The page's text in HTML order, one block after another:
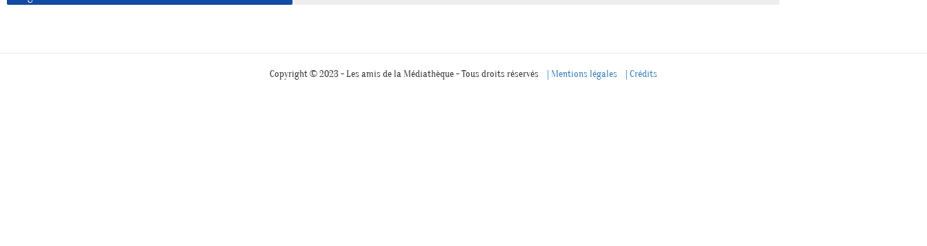
Copyright © 2023 - Les amis de la Médiathèque - Tous droits réservés | Mentions légales | Crédits